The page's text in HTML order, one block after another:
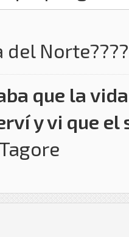
del Norte????
que la
y vi que